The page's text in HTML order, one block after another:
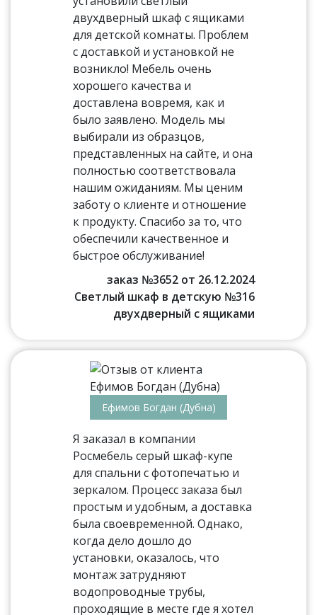
двухдверный шкаф с ящиками
для детской комнаты. Проблем
с доставкой и установкой не
возникло! Мебель очень
хорошего качества и
доставлена вовремя, как и
было заявлено. Модель мы
выбирали из образцов,
представленных на сайте, и она
полностью соответствовала
нашим ожиданиям. Мы ценим
заботу о клиенте и отношение
к продукту. Спасибо за то, что
обеспечили качественное и
быстрое обслуживание!
заказ №3652 от 26.12.2024
Светлый шкаф в детскую №316
двухдверный с ящиками
Ефимов Богдан (Дубна)
Я заказал в компании
Росмебель серый шкаф-купе
для спальни с фотопечатью и
зеркалом. Процесс заказа был
простым и удобным, а доставка
была своевременной. Однако,
когда дело дошло до
установки, оказалось, что
монтаж затрудняют
водопроводные трубы,
проходящие в месте где я хотел